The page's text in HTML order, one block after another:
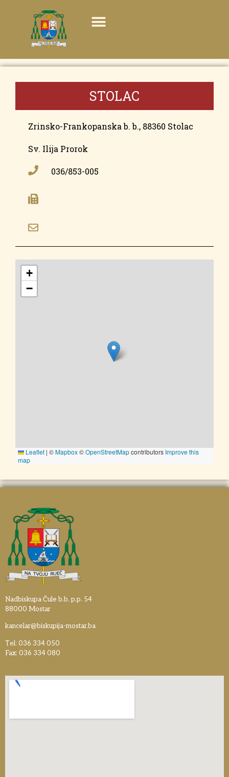
STOLAC
Zrinsko-Frankopanska b. b., 88360 Stolac
Sv. Ilija Prorok
036/853-005
+
−
Leaflet | ©Mapbox©OpenStreetMapcontributors Improve this
map
Nadbiskupa Čule b.b. p.p. 54
88000 Mostar
kancelar@biskupija-mostar.ba
Tel: 036 334 050
Fax: 036 334 080